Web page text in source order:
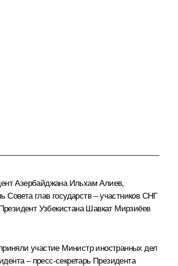
Азербайджана Ильхам Алиев,
Совета глав государств – участников СНГ
Узбекистана Шавкат Мирзиёев
участие Министр иностранных дел
– пресс-секретарь Президента